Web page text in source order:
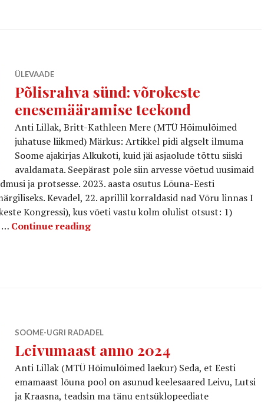
ÜLEVAADE
Põlisrahva sünd: võrokeste
enesemääramise teekond
Anti Lillak, Britt-Kathleen Mere (MTÜ Hõimulõimed
juhatuse liikmed) Märkus: Artikkel pidi algselt ilmuma
Soome ajakirjas Alkukoti, kuid jäi asjaolude tõttu siiski
avaldamata. Seepärast pole siin arvesse võetud uusimaid
ja protsesse. 2023. aasta osutus Lõuna-Eesti
Kevadel, 22. aprillil korraldasid nad Võru linnas I
Kongressi), kus võeti vastu kolm olulist otsust: 1)
… Continue readingPõlisrahva sünd: võrokeste
SOOME-UGRI RADADEL
Leivumaast anno 2024
Anti Lillak (MTÜ Hõimulõimed laekur) Seda, et Eesti
emamaast lõuna pool on asunud keelesaared Leivu, Lutsi
ja Kraasna, teadsin ma tänu entsüklopeediate